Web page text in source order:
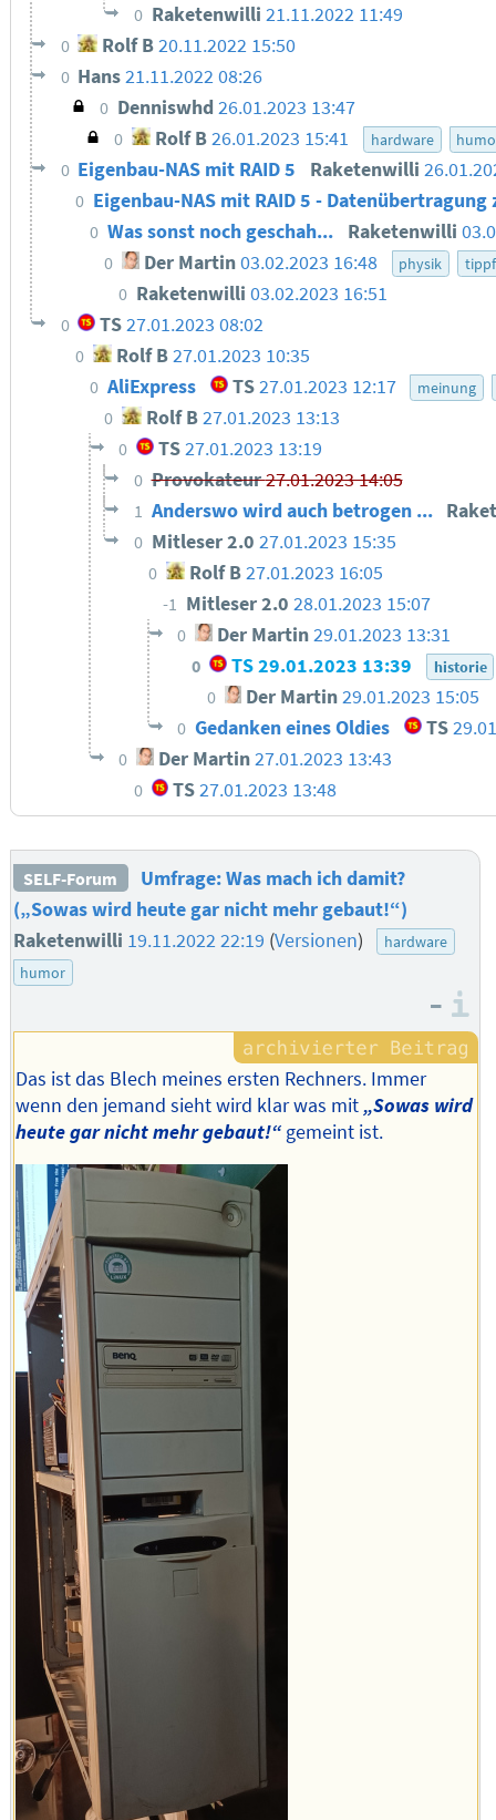
0 Raketenwilli 21.11.2022 11:49
0 Rolf B20.11.2022 15:50
0 Hans21.11.2022 08:26
0 Denniswhd 26.01.2023 13:47
0 Rolf B 26.01.2023 15:41 hardware
0 Eigenbau-NAS mit RAID 5 Raketenwilli
0 Eigenbau-NAS mit RAID 5 -
0 Was sonst noch geschah... Raketenwilli
0 Der Martin03.02.2023 16:48 physik
0 Raketenwilli03.02.2023 16:51
0 TS27.01.2023 08:02
0 Rolf B27.01.2023 10:35
0 AliExpress TS 27.01.2023 12:17 meinung
0 Rolf B27.01.2023 13:13
0 TS27.01.2023 13:19
0 Provokateur27.01.2023 14:05
1 Anderswo wird auch betrogen ...
0 Mitleser 2.0 27.01.2023 15:35
0 Rolf B27.01.2023 16:05
-1 Mitleser 2.0 28.01.2023 15:07
0 Der Martin29.01.2023 13:31
0 TS29.01.2023 13:39 historie
0 Der Martin29.01.2023 15:05
0 Gedanken eines Oldies TS
0 Der Martin27.01.2023 13:43
0 TS27.01.2023 13:48
SELF-Forum
Umfrage: Was mach ich damit?
(„Sowas wird heute gar nicht mehr gebaut!“)
Raketenwilli 19.11.2022 22:19 (Versionen)
hardware
humor
–
Das ist das Blech meines ersten Rechners. Immer
wenn den jemand sieht wird klar was mit„Sowas wird
heute gar nicht mehr gebaut!“ gemeint ist.